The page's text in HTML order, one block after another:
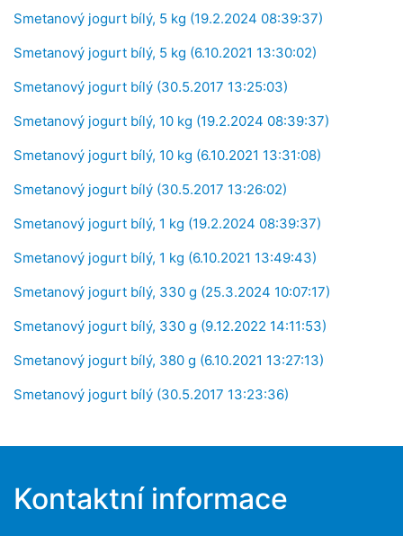
Smetanový jogurt bílý, 5 kg (19.2.2024 08:39:37)
Smetanový jogurt bílý, 5 kg (6.10.2021 13:30:02)
Smetanový jogurt bílý (30.5.2017 13:25:03)
Smetanový jogurt bílý, 10 kg (19.2.2024 08:39:37)
Smetanový jogurt bílý, 10 kg (6.10.2021 13:31:08)
Smetanový jogurt bílý (30.5.2017 13:26:02)
Smetanový jogurt bílý, 1 kg (19.2.2024 08:39:37)
Smetanový jogurt bílý, 1 kg (6.10.2021 13:49:43)
Smetanový jogurt bílý, 330 g (25.3.2024 10:07:17)
Smetanový jogurt bílý, 330 g (9.12.2022 14:11:53)
Smetanový jogurt bílý, 380 g (6.10.2021 13:27:13)
Smetanový jogurt bílý (30.5.2017 13:23:36)
Kontaktní informace